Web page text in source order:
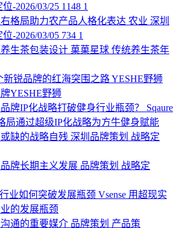
-2026/03/25 1148 1
格局助力农产品人格化表达 农业 深圳
-2026/03/05 734 1
菓菓星球 传统养生茶年
YESHE野狮
YESHE野狮
Sqaure
局通过超级IP化战略为方牛健身赋能
缺的战略自残 深圳品牌策划 战略定
牌长期主义发展 品牌策划 战略定
Vsense 用超现实
的发展瓶颈
通的重要媒介 品牌策划 产品策